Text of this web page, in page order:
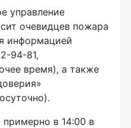
управление
очевидцев пожара
информацией
94-81,
время), а также
в 14:00 в